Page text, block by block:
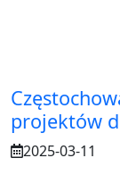
projektów
2025-03-11